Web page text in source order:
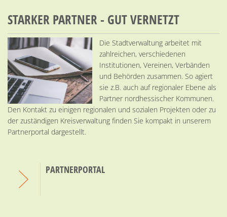
STARKER PARTNER - GUT VERNETZT
Die Stadtverwaltung arbeitet mit
zahlreichen, verschiedenen
Institutionen, Vereinen, Verbänden
und Behörden zusammen. So agiert
sie z.B. auch auf regionaler Ebene als
Partner nordhessischer Kommunen.
Den Kontakt zu einigen regionalen und sozialen Projekten oder zu
der zuständigen Kreisverwaltung finden Sie kompakt in unserem
Partnerportal dargestellt.
PARTNERPORTAL